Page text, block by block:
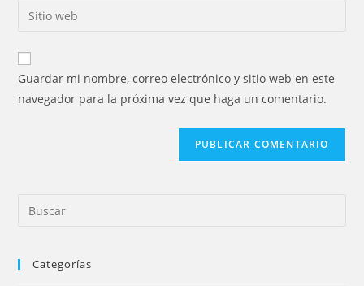
de
para
comentar
de
electrónico
para
comentar
Introducí
URL
de
Guardar mi nombre, correo electrónico y sitio web en este
navegador para la próxima vez que haga un comentario.
Categorías